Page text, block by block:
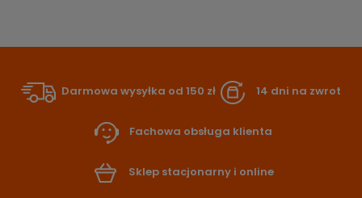
Darmowa wysyłka od 150 zł 14 dni na zwrot
Fachowa obsługa klienta
Sklep stacjonarny i online